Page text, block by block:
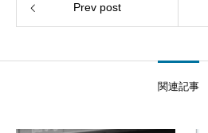
Prev post
関連記事